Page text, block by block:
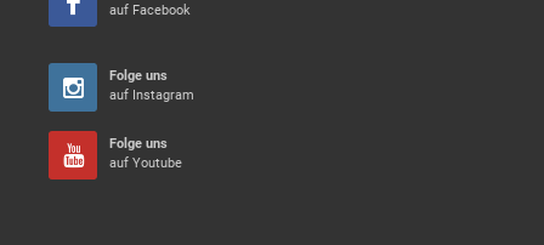
auf Facebook
Folge uns
auf Instagram
Folge uns
auf Youtube